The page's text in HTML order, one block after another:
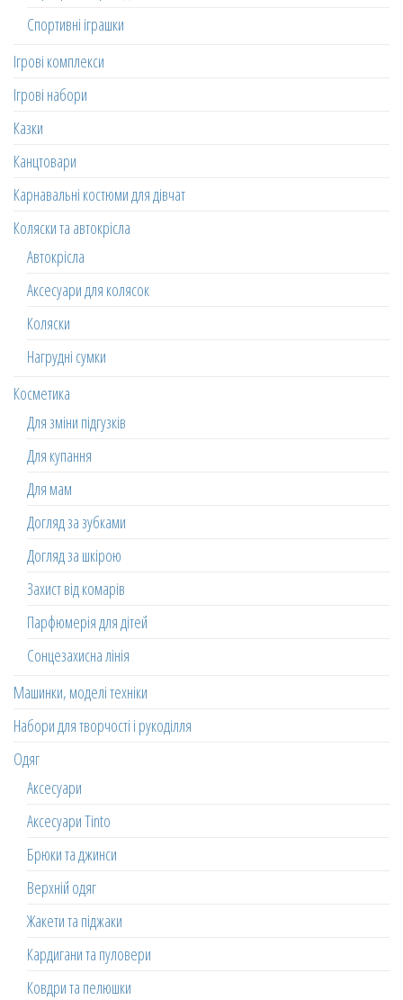
Спортивні іграшки
Ігрові комплекси
Ігрові набори
Казки
Канцтовари
Карнавальні костюми для дівчат
Коляски та автокрісла
Автокрісла
Аксесуари для колясок
Коляски
Нагрудні сумки
Косметика
Для зміни підгузків
Для купання
Для мам
Догляд за зубками
Догляд за шкірою
Захист від комарів
Парфюмерія для дітей
Сонцезахисна лінія
Машинки, моделі техніки
Набори для творчості і рукоділля
Одяг
Аксесуари
Аксесуари Tinto
Брюки та джинси
Верхній одяг
Жакети та піджаки
Кардигани та пуловери
Ковдри та пелюшки